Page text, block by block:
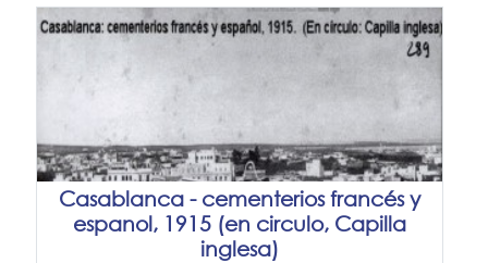
Casablanca - cementerios francés y
espanol, 1915 (en circulo, Capilla
inglesa)